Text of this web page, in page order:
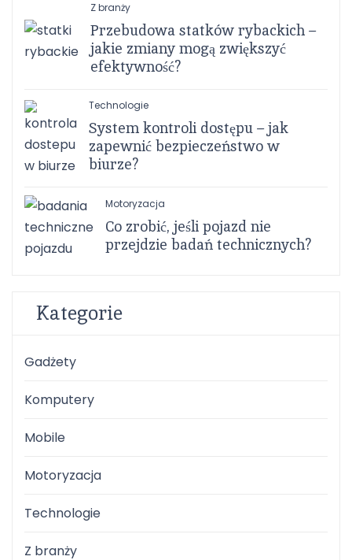
Z branży
Przebudowa statków rybackich –
jakie zmiany mogą zwiększyć
efektywność?
Technologie
System kontroli dostępu – jak
zapewnić bezpieczeństwo w
biurze?
Motoryzacja
Co zrobić, jeśli pojazd nie
przejdzie badań technicznych?
Kategorie
Gadżety
Komputery
Mobile
Motoryzacja
Technologie
Z branży